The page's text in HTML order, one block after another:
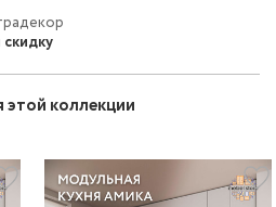
этой коллекции